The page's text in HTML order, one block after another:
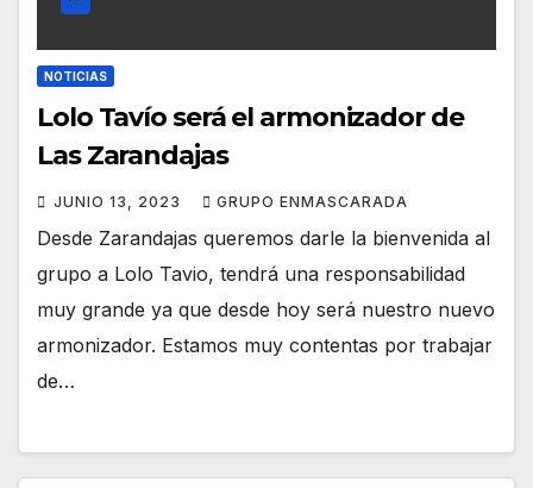
NOTICIAS
Lolo Tavío será el armonizador de
Las Zarandajas
JUNIO 13, 2023 GRUPO ENMASCARADA
Desde Zarandajas queremos darle la bienvenida al
grupo a Lolo Tavio, tendrá una responsabilidad
muy grande ya que desde hoy será nuestro nuevo
armonizador. Estamos muy contentas por trabajar
de…